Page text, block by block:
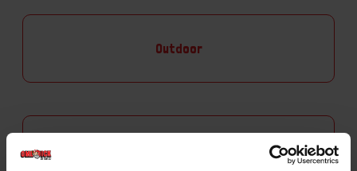
Outdoor